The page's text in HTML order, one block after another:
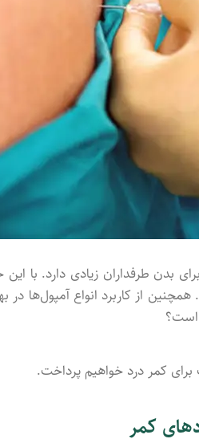
طرفداران زیادی دارد. با این
از کاربرد انواع آمپول‌ها در
است؟
کمر درد خواهیم پرداخت.
کمر